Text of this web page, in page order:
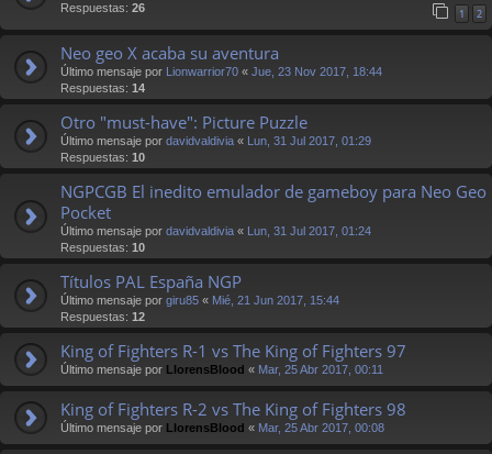
Respuestas: 26 1 2
Neo geo X acaba su aventura
Último mensaje por Lionwarrior70 « Jue, 23 Nov 2017, 18:44
Respuestas: 14
Otro "must-have": Picture Puzzle
Último mensaje por davidvaldivia « Lun, 31 Jul 2017, 01:29
Respuestas: 10
NGPCGB El inedito emulador de gameboy para Neo Geo
Pocket
Último mensaje por davidvaldivia « Lun, 31 Jul 2017, 01:24
Respuestas: 10
Títulos PAL España NGP
Último mensaje por giru85 « Mié, 21 Jun 2017, 15:44
Respuestas: 12
King of Fighters R-1 vs The King of Fighters 97
Último mensaje por LlorensBlood « Mar, 25 Abr 2017, 00:11
King of Fighters R-2 vs The King of Fighters 98
Último mensaje por LlorensBlood « Mar, 25 Abr 2017, 00:08